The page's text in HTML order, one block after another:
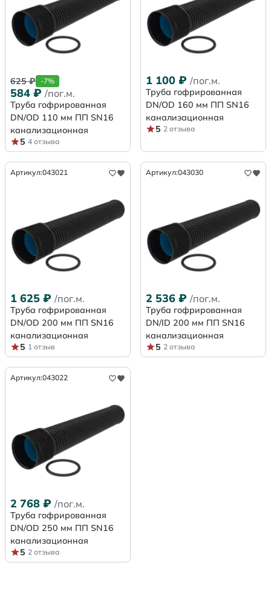
625₽ -7%
584 ₽ /пог.м.
Труба гофрированная
DN/OD 110 мм ПП SN16
канализационная
5 4 отзыва
1 100 ₽ /пог.м.
Труба гофрированная
DN/OD 160 мм ПП SN16
канализационная
5 2 отзыва
Артикул:043021
1 625 ₽ /пог.м.
Труба гофрированная
DN/OD 200 мм ПП SN16
канализационная
5 1 отзыв
Артикул:043030
2 536 ₽ /пог.м.
Труба гофрированная
DN/ID 200 мм ПП SN16
канализационная
5 2 отзыва
Артикул:043022
2 768 ₽ /пог.м.
Труба гофрированная
DN/OD 250 мм ПП SN16
канализационная
5 2 отзыва